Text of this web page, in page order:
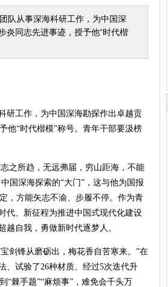
从事深海科研工作，为中国深
炎同志先进事迹，授予他“时代楷
工作，为中国深海勘探作出卓越贡
他“时代楷模”称号。青年干部要汲榜
之所趋，无远弗届，穷山距海，不能
国深海探索的“大门”，这与他为国报
，方能矢志不渝、步履不停。作为青
代、新征程为推进中国式现代化建设
越自我，勇做新时代逐梦人。
剑锋从磨砺出，梅花香自苦寒来。”在
、试验了26种材质、经过5次迭代升
“棘手题”“麻烦事”，难免会千头万